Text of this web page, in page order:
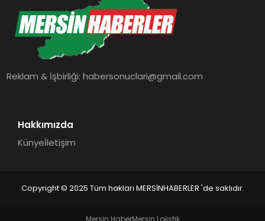
Reklam & İşbirliği:habersonuclari@gmail.com
Hakkımızda
Künyeİletişim
Copyright © 2025 Tüm hakları MERSİNHABERLER 'de saklıdır.
Mersin HaberMersin Lojistik